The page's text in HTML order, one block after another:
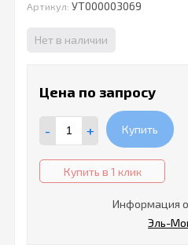
Артикул: УТ000003069
Нет в наличии
Цена по запросу
- + Купить
Купить в 1 клик
Информация
Эль-